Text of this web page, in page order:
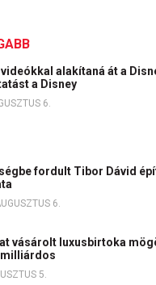
alakítaná át a
a Disney
6.
fordult Tibor Dávid
6.
vásárolt luxusbirtoka
5.